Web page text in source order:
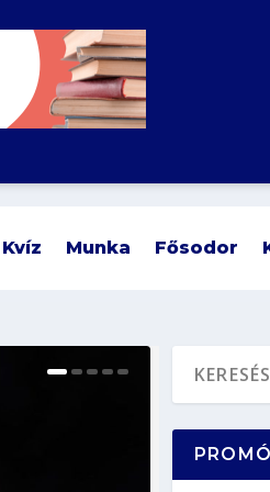
Kvíz Munka Fősodor
PROMÓ